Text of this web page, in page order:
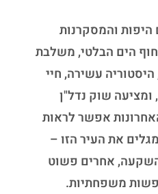
והמסקרנות
הים הבלטי, משלבת
עשירה, חיי
ומציעה שוק נדל"ן
אפשר לראות
את העיר הזו –
אחרים פשוט
משפחתיות.